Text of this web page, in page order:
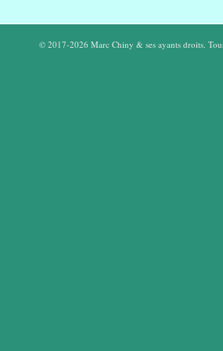
© 2017-2026 Marc Chiny & ses ayants droits.